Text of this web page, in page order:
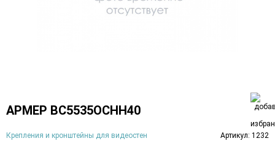
АРМЕР ВС5535ОСНН40
Крепления и кронштейны для видеостен Артикул: 1232